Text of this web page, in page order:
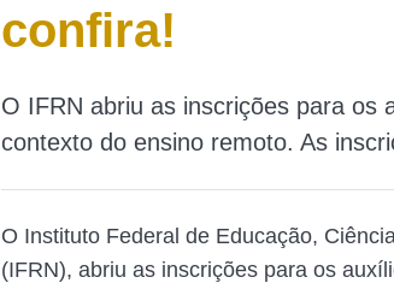
confira!
O IFRN abriu as inscrições para os
contexto do ensino remoto. As
O Instituto Federal de Educação,
(IFRN), abriu as inscrições para os